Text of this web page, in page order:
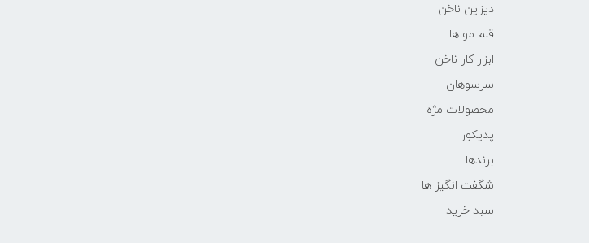
دیزاین ناخن
قلم مو ها
ابزار کار ناخن
سرسوهان
محصولات مژه
پدیکور
برندها
شگفت انگیز ها
سبد خرید